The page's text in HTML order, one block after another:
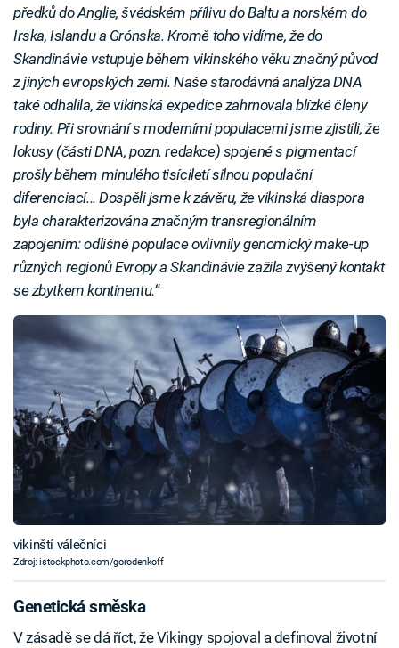
předků do Anglie, švédském přílivu do Baltu a norském do
Irska, Islandu a Grónska. Kromě toho vidíme, že do
Skandinávie vstupuje během vikinského věku značný původ
z jiných evropských zemí. Naše starodávná analýza DNA
také odhalila, že vikinská expedice zahrnovala blízké členy
rodiny. Při srovnání s moderními populacemi jsme zjistili, že
lokusy (části DNA, pozn. redakce) spojené s pigmentací
prošly během minulého tisíciletí silnou populační
diferenciací... Dospěli jsme k závěru, že vikinská diaspora
byla charakterizována značným transregionálním
zapojením: odlišné populace ovlivnily genomický make-up
různých regionů Evropy a Skandinávie zažila zvýšený kontakt
se zbytkem kontinentu.“
vikinští válečníci
Zdroj: istockphoto.com/gorodenkoff
Genetická směska
V zásadě se dá říct, že Vikingy spojoval a definoval životní